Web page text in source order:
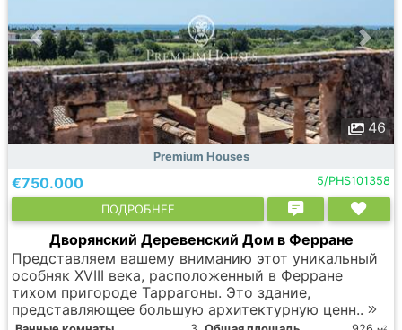
46
Premium Houses
€750.000 5/PHS101358
ПОДРОБНЕЕ
Дворянский Деревенский Дом в Ферране
Представляем вашему вниманию этот уникальный
особняк XVIII века, расположенный в Ферране
тихом пригороде Таррагоны. Это здание,
представляющее большую архитектурную ценн..
2